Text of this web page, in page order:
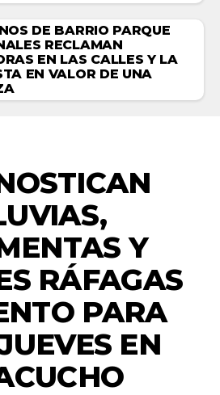
DE BARRIO PARQUE
RECLAMAN
EN LAS CALLES Y LA
EN VALOR DE UNA
Y
RÁFAGAS
PARA
EN